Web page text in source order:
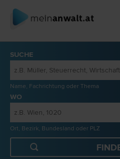
SUCHE
Name, Fachrichtung oder Thema
WO
Ort, Bezirk, Bundesland oder PLZ